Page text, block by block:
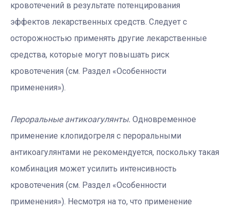
кровотечений в результате потенцирования
эффектов лекарственных средств. Следует с
осторожностью применять другие лекарственные
средства, которые могут повышать риск
кровотечения (см. Раздел «Особенности
применения»).
Пероральные антикоагулянты. Одновременное
применение клопидогреля с пероральными
антикоагулянтами не рекомендуется, поскольку такая
комбинация может усилить интенсивность
кровотечения (см. Раздел «Особенности
применения»). Несмотря на то, что применение